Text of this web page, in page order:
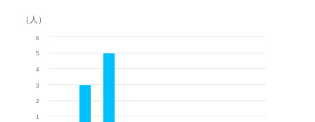
（人）
1
2
3
4
5
6